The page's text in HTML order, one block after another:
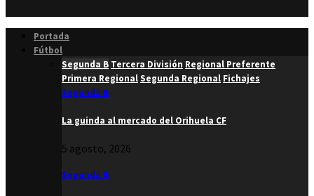
Portada
Fútbol
Segunda B Tercera División Regional Preferente
Primera RegionalSegunda Regional Fichajes
Segunda B
La guinda al mercado del Orihuela CF
5 agosto, 2026
Segunda B